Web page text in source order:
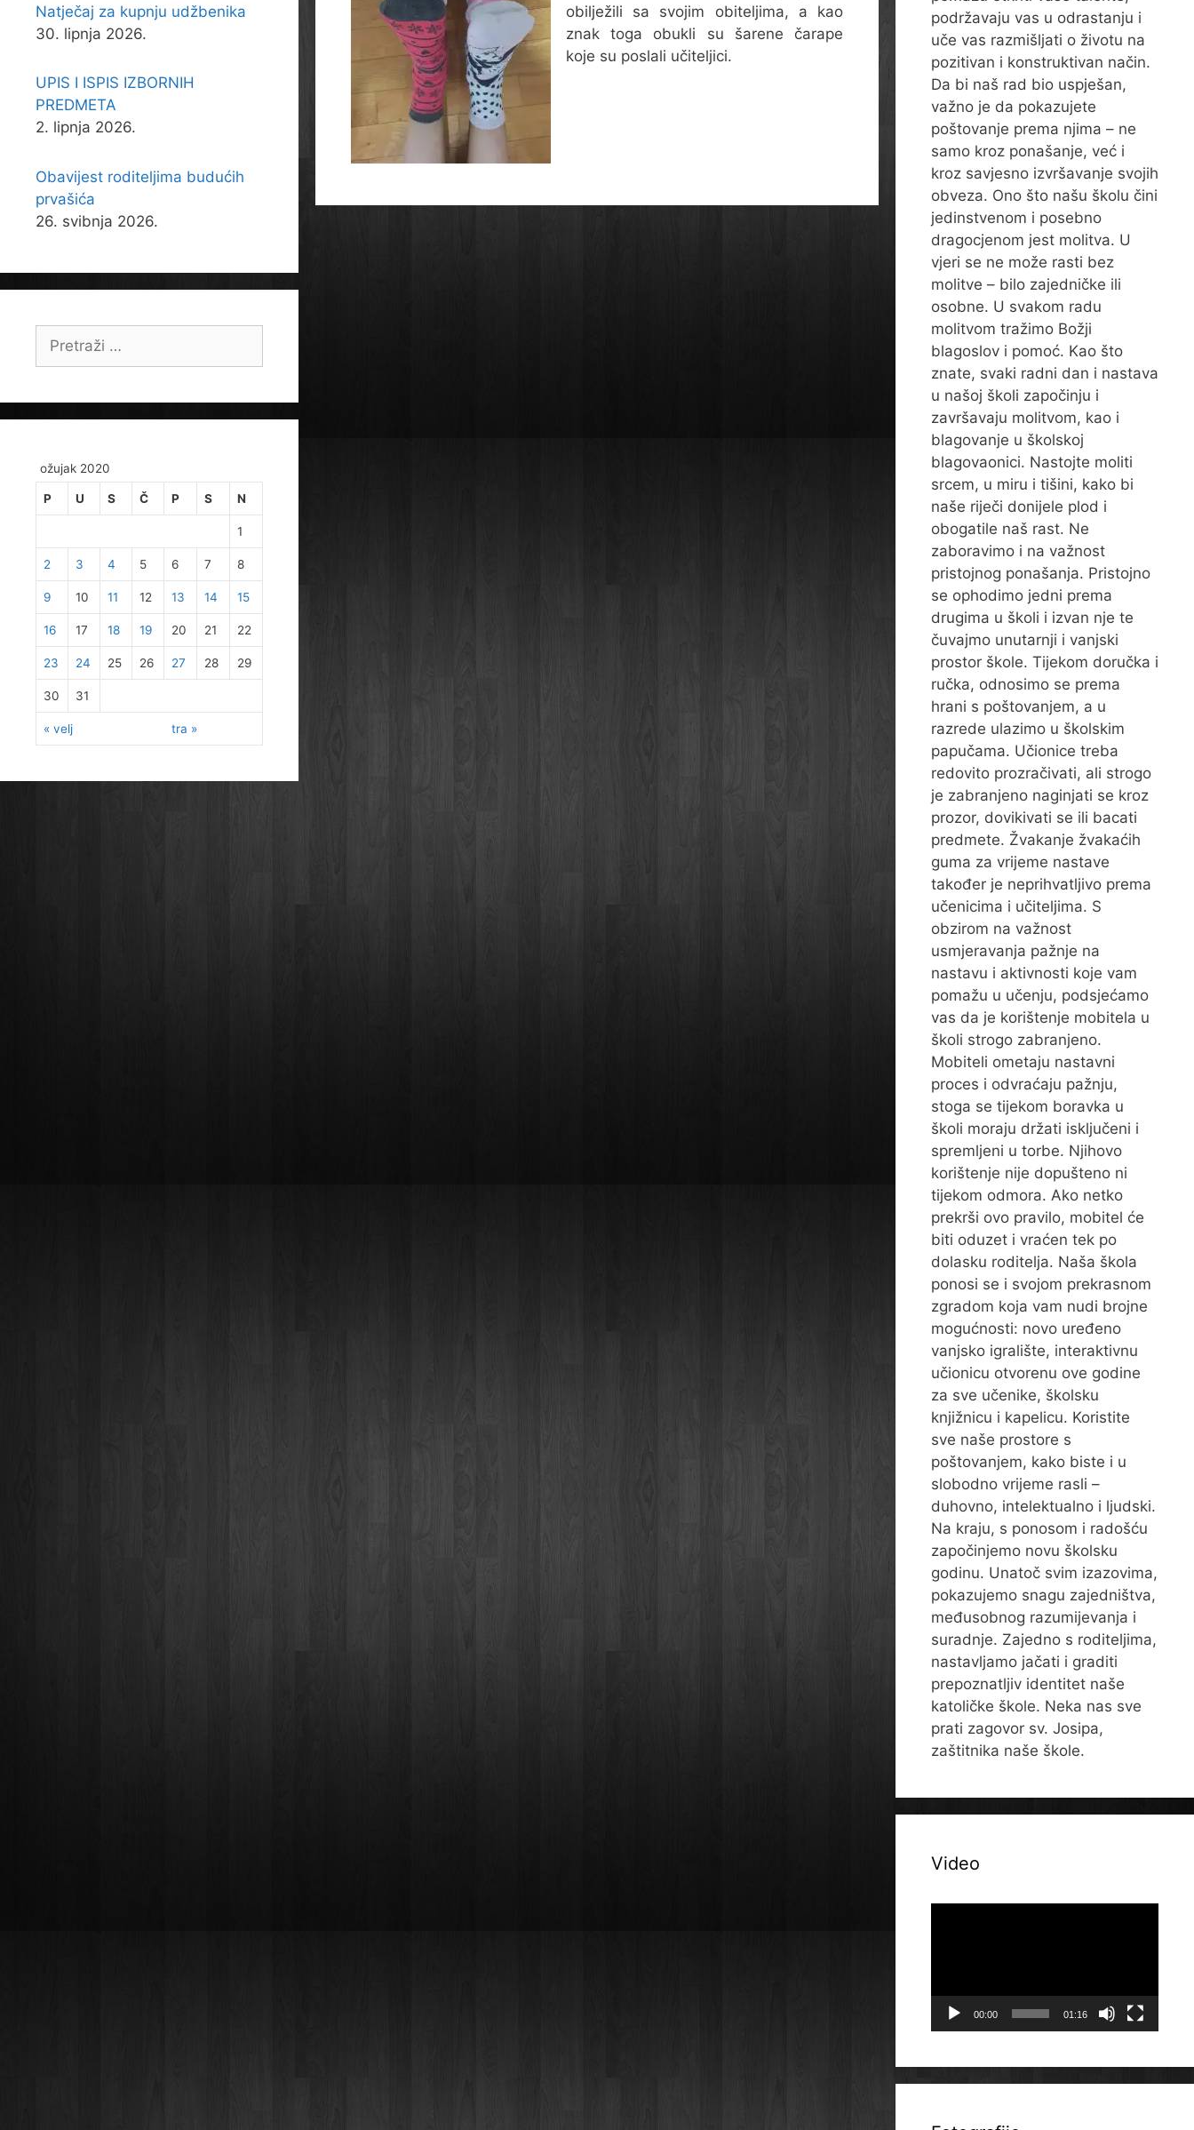
obilježili sa svojim obiteljima, a kao
znak toga obukli su šarene čarape
koje su poslali učiteljici.
Natječaj za kupnju udžbenika
30. lipnja 2026.
UPIS I ISPIS IZBORNIH
PREDMETA
2. lipnja 2026.
Obavijest roditeljima budućih
prvašića
26. svibnja 2026.
ožujak 2020
P U S Č P S N
« velj tra »
1
2 3 4 5 6 7 8
9 10 11 12 13 14 15
16 17 18 19 20 21 22
23 24 25 26 27 28 29
30 31
podržavaju vas u odrastanju i
uče vas razmišljati o životu na
pozitivan i konstruktivan način.
Da bi naš rad bio uspješan,
važno je da pokazujete
poštovanje prema njima – ne
samo kroz ponašanje, već i
kroz savjesno izvršavanje svojih
obveza. Ono što našu školu čini
jedinstvenom i posebno
dragocjenom jest molitva. U
vjeri se ne može rasti bez
molitve – bilo zajedničke ili
osobne. U svakom radu
molitvom tražimo Božji
blagoslov i pomoć. Kao što
znate, svaki radni dan i nastava
u našoj školi započinju i
završavaju molitvom, kao i
blagovanje u školskoj
blagovaonici. Nastojte moliti
srcem, u miru i tišini, kako bi
naše riječi donijele plod i
obogatile naš rast. Ne
zaboravimo i na važnost
pristojnog ponašanja. Pristojno
se ophodimo jedni prema
drugima u školi i izvan nje te
čuvajmo unutarnji i vanjski
prostor škole. Tijekom doručka i
ručka, odnosimo se prema
hrani s poštovanjem, a u
razrede ulazimo u školskim
papučama. Učionice treba
redovito prozračivati, ali strogo
je zabranjeno naginjati se kroz
prozor, dovikivati se ili bacati
predmete. Žvakanje žvakaćih
guma za vrijeme nastave
također je neprihvatljivo prema
učenicima i učiteljima. S
obzirom na važnost
usmjeravanja pažnje na
nastavu i aktivnosti koje vam
pomažu u učenju, podsjećamo
vas da je korištenje mobitela u
školi strogo zabranjeno.
Mobiteli ometaju nastavni
proces i odvraćaju pažnju,
stoga se tijekom boravka u
školi moraju držati isključeni i
spremljeni u torbe. Njihovo
korištenje nije dopušteno ni
tijekom odmora. Ako netko
prekrši ovo pravilo, mobitel će
biti oduzet i vraćen tek po
dolasku roditelja. Naša škola
ponosi se i svojom prekrasnom
zgradom koja vam nudi brojne
mogućnosti: novo uređeno
vanjsko igralište, interaktivnu
učionicu otvorenu ove godine
za sve učenike, školsku
knjižnicu i kapelicu. Koristite
sve naše prostore s
poštovanjem, kako biste i u
slobodno vrijeme rasli –
duhovno, intelektualno i ljudski.
Na kraju, s ponosom i radošću
započinjemo novu školsku
godinu. Unatoč svim izazovima,
pokazujemo snagu zajedništva,
međusobnog razumijevanja i
suradnje. Zajedno s roditeljima,
nastavljamo jačati i graditi
prepoznatljiv identitet naše
katoličke škole. Neka nas sve
prati zagovor sv. Josipa,
zaštitnika naše škole.
Video
00:00 01:16